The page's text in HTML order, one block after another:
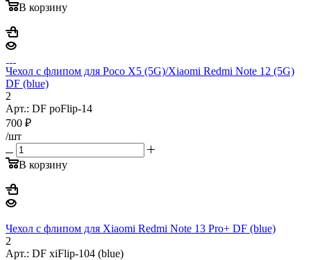
В корзину
Чехол с флипом для Poco X5 (5G)/Xiaomi Redmi Note 12 (5G)
DF (blue)
2
Арт.: DF poFlip-14
700 ₽
/шт
В корзину
Чехол с флипом для Xiaomi Redmi Note 13 Pro+ DF (blue)
2
Арт.: DF xiFlip-104 (blue)